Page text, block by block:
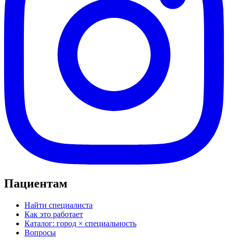
Пациентам
Найти специалиста
Как это работает
Каталог: город × специальность
Вопросы